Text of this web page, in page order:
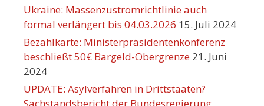
Ukraine: Massenzustromrichtlinie auch
formal verlängert bis 04.03.2026 15. Juli 2024
Bezahlkarte: Ministerpräsidentenkonferenz
beschließt 50€ Bargeld-Obergrenze 21. Juni
2024
UPDATE: Asylverfahren in Drittstaaten?